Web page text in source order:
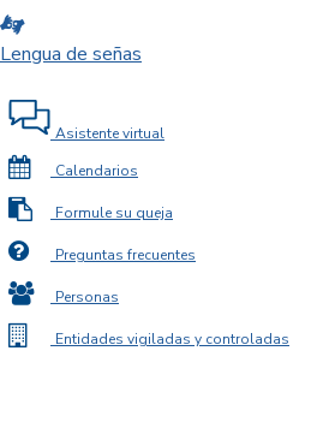
Lengua de señas
Asistente virtual
Calendarios
Formule su queja
Preguntas frecuentes
Personas
Entidades vigiladas y controladas